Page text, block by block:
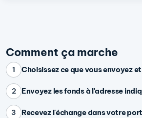
Comment ça marche
1 Choisissez ce que vous envoyez
2 Envoyez les fonds à l'adresse
3 Recevez l'échange dans votre